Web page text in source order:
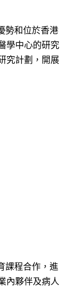
勢和位於香港
學中心的研究
究計劃，開展
課程合作，進
內夥伴及病人